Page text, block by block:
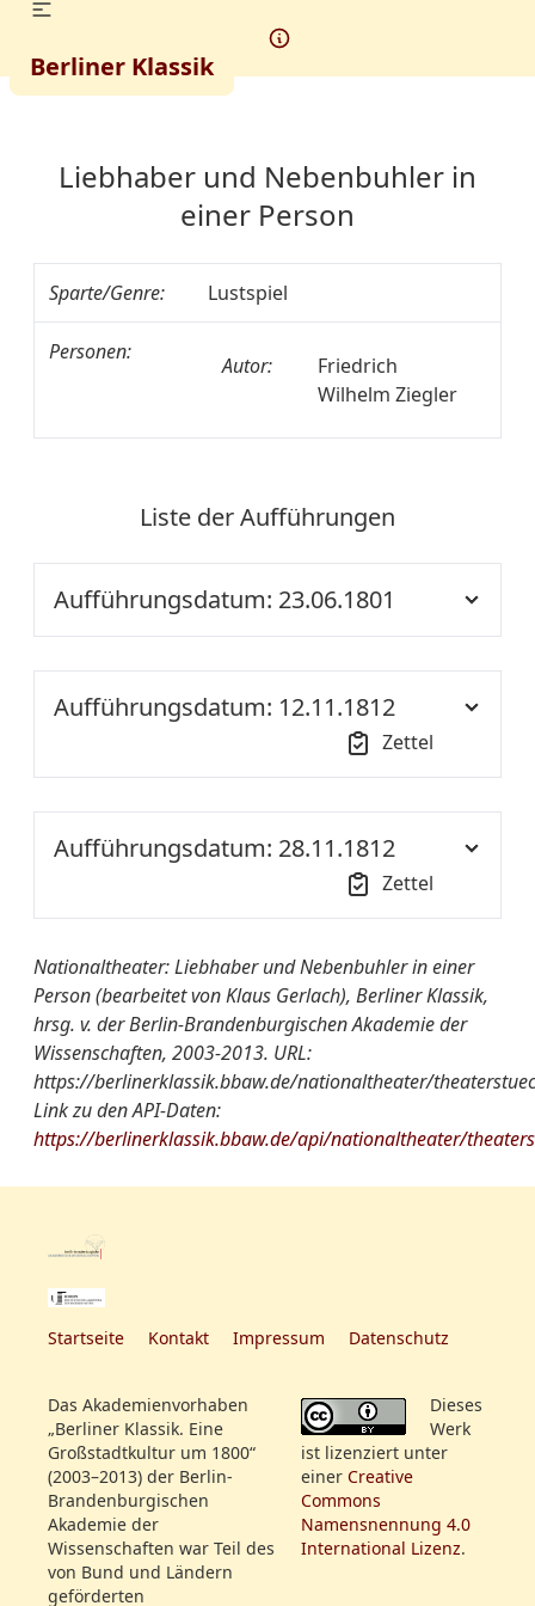
Berliner Klassik
Liebhaber und Nebenbuhler in
einer Person
Sparte/Genre: Lustspiel
Personen:
Autor:
Friedrich
Wilhelm Ziegler
Liste der Aufführungen
Aufführungsdatum: 23.06.1801
Ort der
Aufführung::
NT
von A-Z:
Nebenbuhler in einer
Person. L. in 4. a. v. Ziegler
SBBPK Ms. boruss., Quart
weitere
Informationen:
[danach:Das
Milchmädchen]
Aufführungsdatum: 12.11.1812
Zettel
Uhrzeit: 18:00
Ort der
NT S1
von A-Z:
Nebenbuhler in einer
Person. Altdeutsches
Lustspiel in Vier Akten, von
Ziegler
Quelle: ThZ SBBPK
weitere
[danach: Der grüne
Freytag, den 13. November,
statt des Singspiels:
Aescherling,
gegeben:Raphael, Lustspiel
in 1 Akt. Hierauf: Die
respectable Gesellschaft,
Posse in 1 Akt. Und das
komische Singspiel in 1 Akt.
Die beiden Blinden von
Aufführungsdatum: 28.11.1812
Zettel
Aufführung::
Nationaltheater
von A-Z:
Liebhaber und
Nebenbuhler in einer
Person. Altdeutsches
Lustspiel in Vier Akten, von
Ziegler
weitere
Informationen:
Rollenfeld:
Mlle. Ritzenfeldt
Hr. Maurer
Hr. Kaselitz
Hr. Unzelmann
Mad. Schröck
Hr. Reinwald
Mad. Sebastiani
Hr. Berger
Nationaltheater: Liebhaber und Nebenbuhler in einer
Person (bearbeitet von Klaus Gerlach), Berliner Klassik,
hrsg. v. der Berlin-Brandenburgischen Akademie der
Wissenschaften, 2003-2013. URL:
https://berlinerklassik.bbaw.de/nationaltheater/
Link zu den API-Daten:
https://berlinerklassik.bbaw.de/api/nationaltheater/
Startseite Kontakt Impressum Datenschutz
Das Akademienvorhaben
„Berliner Klassik. Eine
Großstadtkultur um 1800“
(2003–2013) der Berlin-
Brandenburgischen
Akademie der
Wissenschaften war Teil des
von Bund und Ländern
geförderten
Dieses
Werk
ist lizenziert unter
einer Creative
Commons
Namensnennung 4.0
International Lizenz.